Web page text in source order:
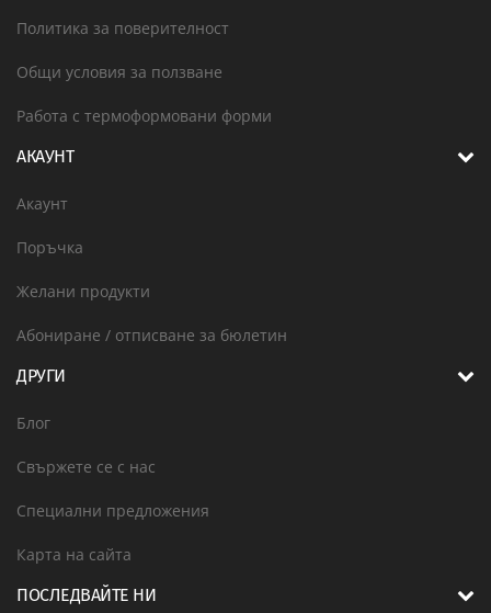
Политика за поверителност
Общи условия за ползване
Работа с термоформовани форми
АКАУНТ
Акаунт
Поръчка
Желани продукти
Абониране / отписване за бюлетин
ДРУГИ
Блог
Свържете се с нас
Специални предложения
Карта на сайта
ПОСЛЕДВАЙТЕ НИ